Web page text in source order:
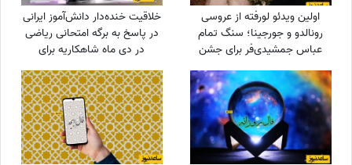
اولین ویدئو لورفته از عروسی
رونالدو و جورجینا؛ سنگ تمام
عباس جمشیدی‌فر برای جشن
نوستالژیک ستاره فوتبال!
خلاقیت خنده‌دار دانش‌آموز ایرانی
در پاسخ به برگه امتحانی ریاضی
در دی ماه شاهکاریه برای
خودش/ من یکی که تا حالا
اینجوری معنی آمار رو نفهمیده
بودم😂